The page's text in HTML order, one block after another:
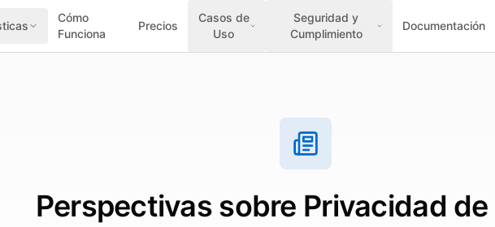
Cómo
Funciona
Precios
Casos de
Uso
Seguridad y
Cumplimiento
Documentación
Perspectivas sobre Privacidad